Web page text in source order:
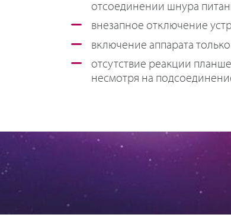
отсоединении шнура
внезапное отключение
включение аппарата
отсутствие реакции
несмотря на